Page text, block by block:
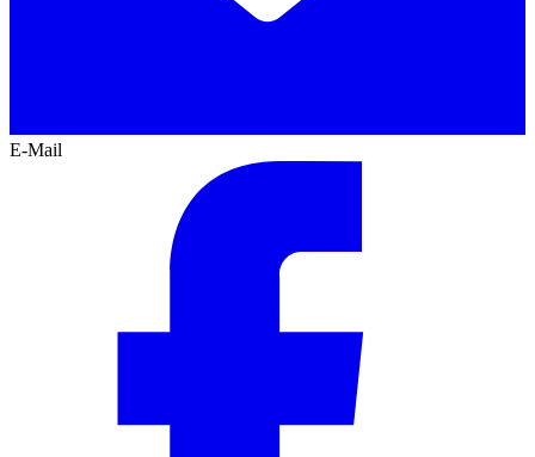
E-Mail